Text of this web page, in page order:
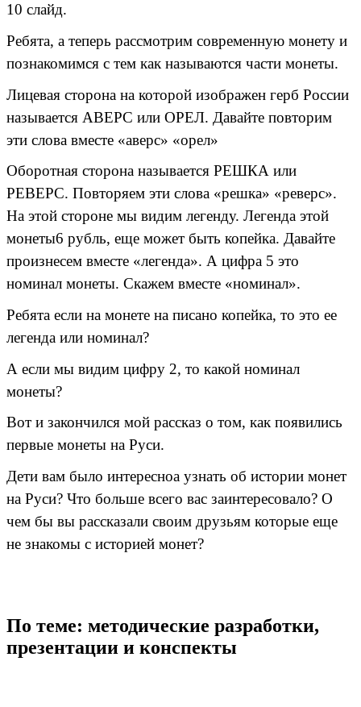
10 слайд.
Ребята, а теперь рассмотрим современную монету и
познакомимся с тем как называются части монеты.
Лицевая сторона на которой изображен герб России
называется АВЕРС или ОРЕЛ. Давайте повторим
эти слова вместе «аверс» «орел»
Оборотная сторона называется РЕШКА или
РЕВЕРС. Повторяем эти слова «решка» «реверс».
На этой стороне мы видим легенду. Легенда этой
монеты6 рубль, еще может быть копейка. Давайте
произнесем вместе «легенда». А цифра 5 это
номинал монеты. Скажем вместе «номинал».
Ребята если на монете на писано копейка, то это ее
легенда или номинал?
А если мы видим цифру 2, то какой номинал
монеты?
Вот и закончился мой рассказ о том, как появились
первые монеты на Руси.
Дети вам было интересноа узнать об истории монет
на Руси? Что больше всего вас заинтересовало? О
чем бы вы рассказали своим друзьям которые еще
не знакомы с историей монет?
По теме: методические разработки,
презентации и конспекты